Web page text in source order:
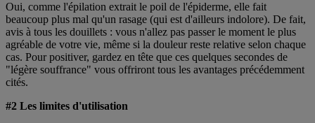
Oui, comme l'épilation extrait le poil de l'épiderme, elle fait
beaucoup plus mal qu'un rasage (qui est d'ailleurs indolore). De fait,
avis à tous les douillets : vous n'allez pas passer le moment le plus
agréable de votre vie, même si la douleur reste relative selon chaque
cas. Pour positiver, gardez en tête que ces quelques secondes de
"légère souffrance" vous offriront tous les avantages précédemment
cités.
#2 Les limites d'utilisation